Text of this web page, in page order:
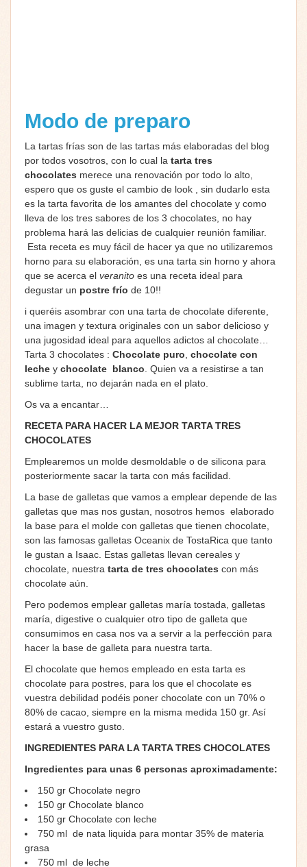
Modo de preparo
La tartas frías son de las tartas más elaboradas del blog
por todos vosotros, con lo cual la tarta tres
chocolates merece una renovación por todo lo alto,
espero que os guste el cambio de look , sin dudarlo esta
es la tarta favorita de los amantes del chocolate y como
lleva de los tres sabores de los 3 chocolates, no hay
problema hará las delicias de cualquier reunión familiar.
Esta receta es muy fácil de hacer ya que no utilizaremos
horno para su elaboración, es una tarta sin horno y ahora
que se acerca el veranito es una receta ideal para
degustar un postre frío de 10!!
i queréis asombrar con una tarta de chocolate diferente,
una imagen y textura originales con un sabor delicioso y
una jugosidad ideal para aquellos adictos al chocolate…
Tarta 3 chocolates : Chocolate puro chocolate con
leche y chocolate blanco . Quien va a resistirse a tan
sublime tarta, no dejarán nada en el plato.
Os va a encantar…
RECETA PARA HACER LA MEJOR TARTA TRES
CHOCOLATES
Emplearemos un molde desmoldable o de silicona para
posteriormente sacar la tarta con más facilidad.
La base de galletas que vamos a emplear depende de las
galletas que mas nos gustan, nosotros hemos elaborado
la base para el molde con galletas que tienen chocolate,
son las famosas galletas Oceanix de TostaRica que tanto
le gustan a Isaac. Estas galletas llevan cereales y
chocolate, nuestra tarta de tres chocolates con más
chocolate aún.
Pero podemos emplear galletas maría tostada, galletas
maría, digestive o cualquier otro tipo de galleta que
consumimos en casa nos va a servir a la perfección para
hacer la base de galleta para nuestra tarta.
El chocolate que hemos empleado en esta tarta es
chocolate para postres, para los que el chocolate es
vuestra debilidad podéis poner chocolate con un 70% o
80% de cacao, siempre en la misma medida 150 gr. Así
estará a vuestro gusto.
INGREDIENTES PARA LA TARTA TRES CHOCOLATES
Ingredientes para unas 6 personas aproximadamente:
150 gr Chocolate negro
150 gr Chocolate blanco
150 gr Chocolate con leche
750 ml de nata liquida para montar 35% de materia
grasa
750 ml de leche